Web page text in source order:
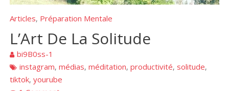
Articles, Préparation Mentale
L’Art De La Solitude
bi9B0ss-1
instagram,médias,méditation,productivité,solitude,
tiktok,yourube